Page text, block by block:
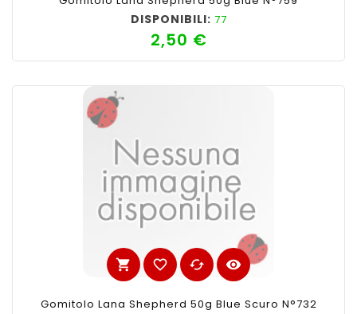
DISPONIBILI: 77
2,50 €Prezzo
shopping_cart favorite_border cached visibility
Gomitolo Lana Shepherd 50g Blue Scuro N°732